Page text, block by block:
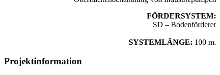
FÖRDERSYSTEM:
SD – Bodenförderer
SYSTEMLÄNGE: 100 m.
Projektinformation